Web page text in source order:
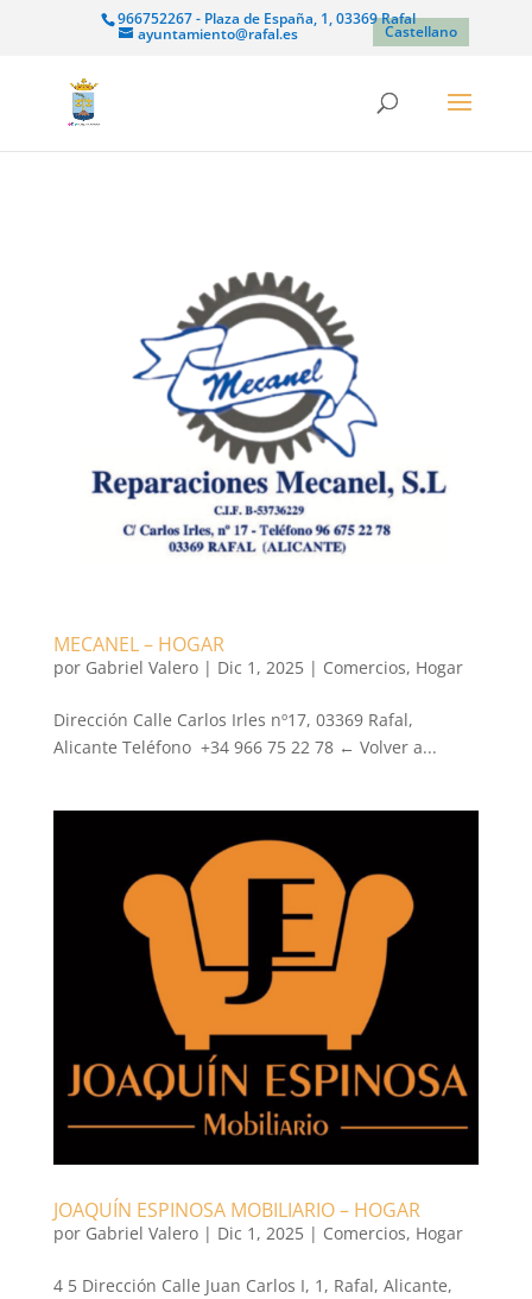
966752267 - Plaza de España, 1, 03369 Rafal
ayuntamiento@rafal.es Castellano
MECANEL – HOGAR
por Gabriel Valero| Dic 1, 2025| Comercios, Hogar
Dirección Calle Carlos Irles nº17, 03369 Rafal,
Alicante Teléfono +34 966 75 22 78 ← Volver a...
JOAQUÍN ESPINOSA MOBILIARIO – HOGAR
por Gabriel Valero| Dic 1, 2025| Comercios, Hogar
4 5 Dirección Calle Juan Carlos I, 1, Rafal, Alicante,